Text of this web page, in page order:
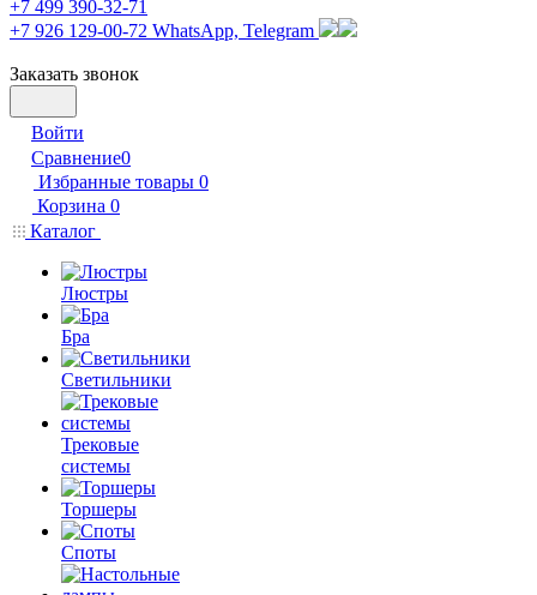
+7 499 390-32-71
+7 926 129-00-72 WhatsApp, Telegram
Заказать звонок
Войти
Сравнение0
Избранные товары 0
Корзина 0
Каталог
Люстры
Бра
Светильники
Трековые
системы
Торшеры
Споты